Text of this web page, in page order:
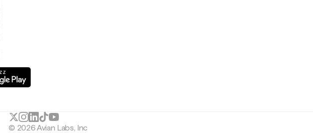
© 2026 Avian Labs, Inc